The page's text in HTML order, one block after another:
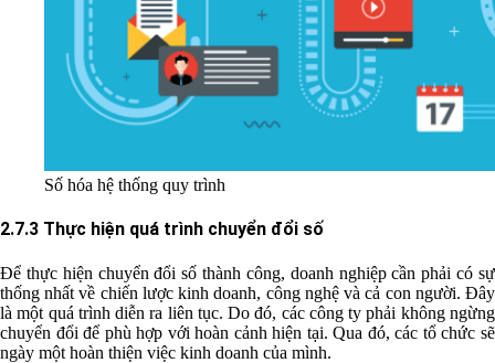
Số hóa hệ thống quy trình
2.7.3 Thực hiện quá trình chuyển đổi số
Để thực hiện chuyển đổi số thành công, doanh nghiệp cần phải có sự
thống nhất về chiến lược kinh doanh, công nghệ và cả con người. Đây
là một quá trình diễn ra liên tục. Do đó, các công ty phải không ngừng
chuyển đổi để phù hợp với hoàn cảnh hiện tại. Qua đó, các tổ chức sẽ
ngày một hoàn thiện việc kinh doanh của mình.